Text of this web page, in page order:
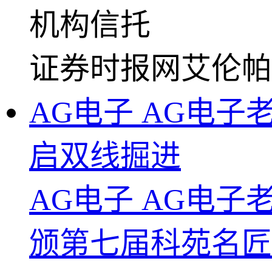
机构信托
证券时报网艾伦
AG电子 AG电子
启双线掘进
AG电子 AG电子
颁第七届科苑名匠